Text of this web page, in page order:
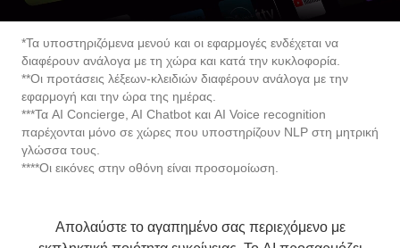
*Τα υποστηριζόμενα μενού και οι εφαρμογές ενδέχεται να
**Οι προτάσεις λέξεων-κλειδιών διαφέρουν ανάλογα με την
εφαρμογή και την ώρα της ημέρας.
***Τα AI Concierge, AI Chatbot και AI Voice recognition
παρέχονται μόνο σε χώρες που υποστηρίζουν NLP στη μητρική
γλώσσα τους.
****Οι εικόνες στην οθόνη είναι προσομοίωση.
και αναβαθμίζει την ψυχαγωγία σας για θέαση με